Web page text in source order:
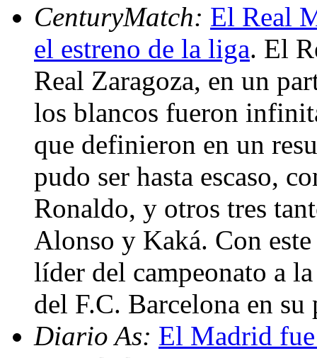
CenturyMatch: El Real
el estreno de la liga. El
Real Zaragoza, en un
los blancos fueron
que definieron en un
pudo ser hasta escaso,
Ronaldo, y otros tres
Alonso y Kaká. Con
líder del campeonato a
del F.C. Barcelona en
Diario As: El Madrid